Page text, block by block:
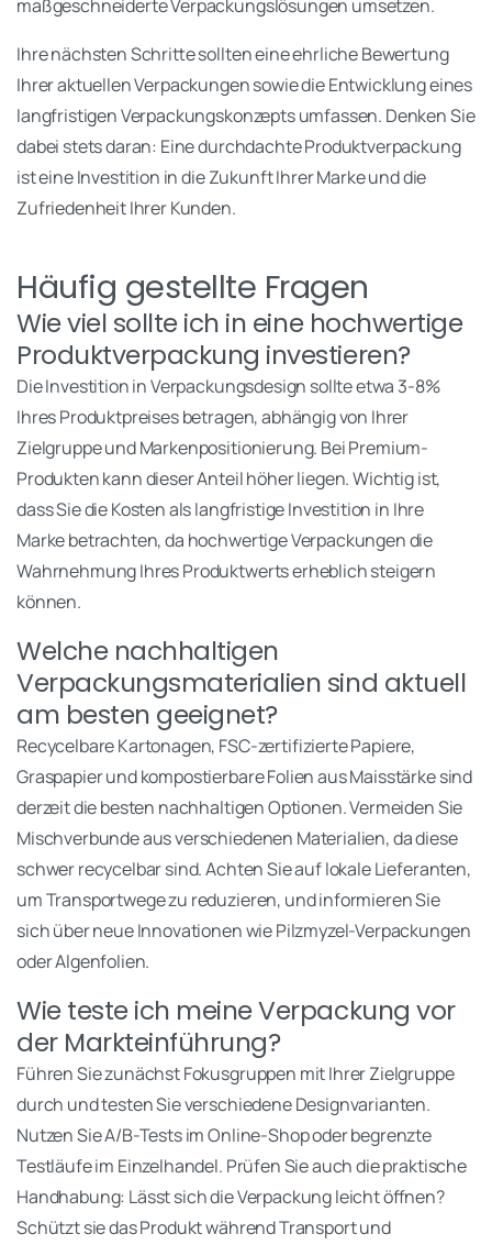
maßgeschneiderte Verpackungslösungen umsetzen.
Ihre nächsten Schritte sollten eine ehrliche Bewertung
Ihrer aktuellen Verpackungen sowie die Entwicklung eines
langfristigen Verpackungskonzepts umfassen. Denken Sie
dabei stets daran: Eine durchdachte Produktverpackung
ist eine Investition in die Zukunft Ihrer Marke und die
Zufriedenheit Ihrer Kunden.
Häufig gestellte Fragen
Wie viel sollte ich in eine hochwertige
Produktverpackung investieren?
Die Investition in Verpackungsdesign sollte etwa 3-8%
Ihres Produktpreises betragen, abhängig von Ihrer
Zielgruppe und Markenpositionierung. Bei Premium-
Produkten kann dieser Anteil höher liegen. Wichtig ist,
dass Sie die Kosten als langfristige Investition in Ihre
Marke betrachten, da hochwertige Verpackungen die
Wahrnehmung Ihres Produktwerts erheblich steigern
können.
Welche nachhaltigen
Verpackungsmaterialien sind aktuell
am besten geeignet?
Recycelbare Kartonagen, FSC-zertifizierte Papiere,
Graspapier und kompostierbare Folien aus Maisstärke sind
derzeit die besten nachhaltigen Optionen. Vermeiden Sie
Mischverbunde aus verschiedenen Materialien, da diese
schwer recycelbar sind. Achten Sie auf lokale Lieferanten,
um Transportwege zu reduzieren, und informieren Sie
sich über neue Innovationen wie Pilzmyzel-Verpackungen
oder Algenfolien.
Wie teste ich meine Verpackung vor
der Markteinführung?
Führen Sie zunächst Fokusgruppen mit Ihrer Zielgruppe
durch und testen Sie verschiedene Designvarianten.
Nutzen Sie A/B-Tests im Online-Shop oder begrenzte
Testläufe im Einzelhandel. Prüfen Sie auch die praktische
Handhabung: Lässt sich die Verpackung leicht öffnen?
Schützt sie das Produkt während Transport und